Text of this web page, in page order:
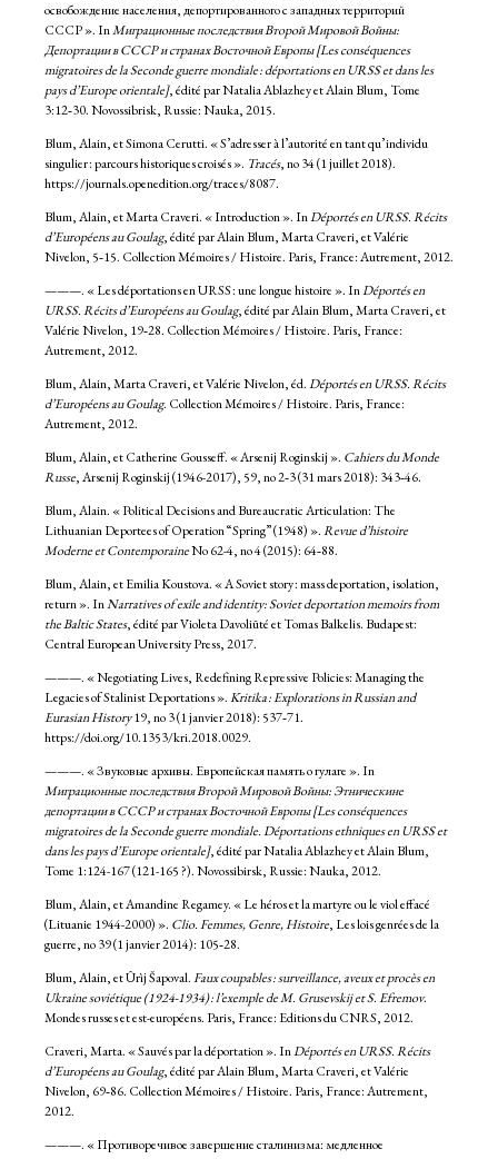
освобождение населения, депортированного с западных территорий
СССР ». InМиграционные последствия Второй Мировой Войны:
Депортации в СССР и странах Восточной Европы [Les conséquences
migratoires de la Seconde guerre mondiale : déportations en URSS et dans les
pays d’Europe orientale], édité par Natalia Ablazhey et Alain Blum, Tome
3:12‑30. Novossibrisk, Russie: Nauka, 2015.
Blum, Alain, et Simona Cerutti. « S’adresser à l’autorité en tant qu’individu
singulier : parcours historiques croisés ». Tracés, no 34 (1 juillet 2018).
https://journals.openedition.org/traces/8087.
Blum, Alain, et Marta Craveri. « Introduction ». InDéportés en URSS. Récits
d’Européens au Goulag, édité par Alain Blum, Marta Craveri, et Valérie
Nivelon, 5‑15. Collection Mémoires / Histoire. Paris, France: Autrement, 2012.
———. « Les déportations en URSS : une longue histoire ». InDéportés en
URSS. Récits d’Européens au Goulag, édité par Alain Blum, Marta Craveri, et
Valérie Nivelon, 19‑28. Collection Mémoires / Histoire. Paris, France:
Autrement, 2012.
Blum, Alain, Marta Craveri, et Valérie Nivelon, éd.Déportés en URSS. Récits
d’Européens au Goulag. Collection Mémoires / Histoire. Paris, France:
Autrement, 2012.
Blum, Alain, et Catherine Gousseff. « Arsenij Roginskij ». Cahiers du Monde
Russe, Arsenij Roginskij (1946-2017), 59, no 2‑3 (31 mars 2018): 343‑46.
Blum, Alain. « Political Decisions and Bureaucratic Articulation: The
Lithuanian Deportees of Operation “Spring” (1948) ».Revue d’histoire
Moderne et ContemporaineNo 62-4, no 4 (2015): 64‑88.
Blum, Alain, et Emilia Koustova. « A Soviet story : mass deportation, isolation,
return ». InNarratives of exile and identity: Soviet deportation memoirs from
the Baltic States, édité par Violeta Davoliūté et Tomas Balkelis. Budapest:
Central European University Press, 2017.
———. « Negotiating Lives, Redefining Repressive Policies: Managing the
Legacies of Stalinist Deportations ».Kritika : Explorations in Russian and
Eurasian History19, no 3 (1 janvier 2018): 537‑71.
https://doi.org/10.1353/kri.2018.0029.
———. « Звуковые архивы. Европейская память о гулаге ». In
Миграционные последствия Второй Мировой Войны: Этническине
депортации в СССР и странах Восточной Европы [Les conséquences
migratoires de la Seconde guerre mondiale. Déportations ethniques en URSS et
dans les pays d’Europe orientale], édité par Natalia Ablazhey et Alain Blum,
Tome 1:124-167 (121-165 ?). Novossibirsk, Russie: Nauka, 2012.
Blum, Alain, et Amandine Regamey. « Le héros et la martyre ou le viol effacé
(Lituanie 1944-2000) ». Clio. Femmes, Genre, Histoire, Les lois genrées de la
guerre, no 39 (1 janvier 2014): 105‑28.
Blum, Alain, et Ûrìj Šapoval.Faux coupables : surveillance, aveux et procès en
Ukraine soviétique (1924-1934) : l’exemple de M. Grusevskij et S. Efremov.
Mondes russes et est-européens. Paris, France: Editions du CNRS, 2012.
Craveri, Marta. « Sauvés par la déportation ». InDéportés en URSS. Récits
d’Européens au Goulag, édité par Alain Blum, Marta Craveri, et Valérie
Nivelon, 69‑86. Collection Mémoires / Histoire. Paris, France: Autrement,
2012.
———. « Противоречивое завершение сталинизма: медленное